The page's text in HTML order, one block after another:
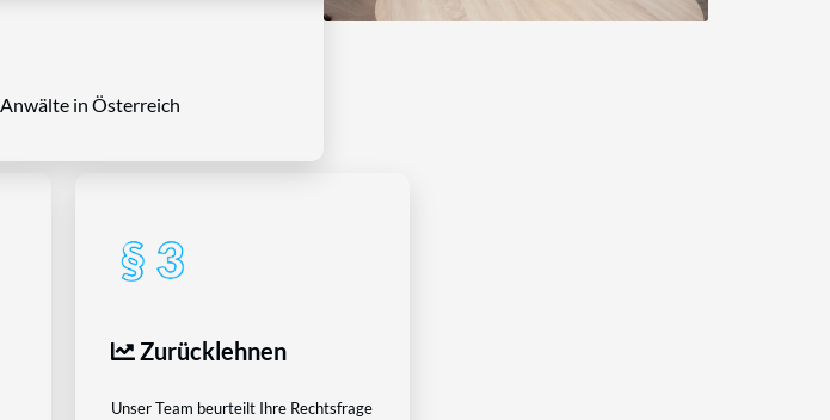
in Österreich
Zurücklehnen
Unser Team beurteilt Ihre Rechtsfrage